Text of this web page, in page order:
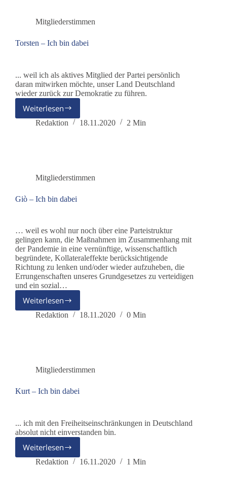
Mitgliederstimmen
Torsten – Ich bin dabei
... weil ich als aktives Mitglied der Partei persönlich
daran mitwirken möchte, unser Land Deutschland
wieder zurück zur Demokratie zu führen.
Weiterlesen
Torsten
–
Redaktion 18.11.2020 2 Min
Mitgliederstimmen
Giò – Ich bin dabei
… weil es wohl nur noch über eine Parteistruktur
gelingen kann, die Maßnahmen im Zusammenhang mit
der Pandemie in eine vernünftige, wissenschaftlich
begründete, Kollateraleffekte berücksichtigende
Richtung zu lenken und/oder wieder aufzuheben, die
Errungenschaften unseres Grundgesetzes zu verteidigen
und ein sozial…
Weiterlesen
Giò
–
Redaktion 18.11.2020 0 Min
Mitgliederstimmen
Kurt – Ich bin dabei
... ich mit den Freiheitseinschränkungen in Deutschland
absolut nicht einverstanden bin.
Weiterlesen
Kurt
–
Redaktion 16.11.2020 1 Min